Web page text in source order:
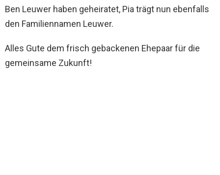
Ben Leuwer haben geheiratet, Pia trägt nun ebenfalls
den Familiennamen Leuwer.
Alles Gute dem frisch gebackenen Ehepaar für die
gemeinsame Zukunft!